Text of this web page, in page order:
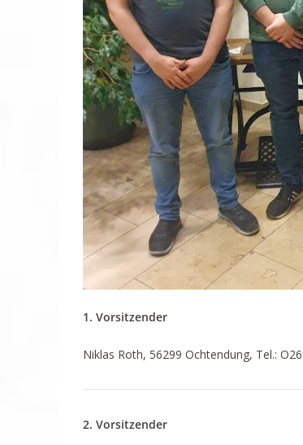
1. Vorsitzender
Niklas Roth, 56299 Ochtendung, Tel.:
2. Vorsitzender